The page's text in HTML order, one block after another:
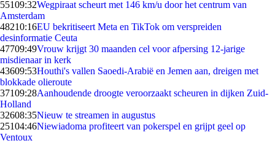
55109:32Wegpiraat scheurt met 146 km/u door het centrum van
Amsterdam
48210:16EU bekritiseert Meta en TikTok om verspreiden
desinformatie Ceuta
47709:49Vrouw krijgt 30 maanden cel voor afpersing 12-jarige
misdienaar in kerk
43609:53Houthi's vallen Saoedi-Arabië en Jemen aan, dreigen met
blokkade olieroute
37109:28Aanhoudende droogte veroorzaakt scheuren in dijken Zuid-
Holland
32608:35Nieuw te streamen in augustus
25104:46Niewiadoma profiteert van pokerspel en grijpt geel op
Ventoux